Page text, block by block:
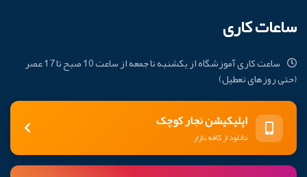
ساعات کاری
ساعت کاری آموزشگاه از یکشنبه تا جمعه از ساعت 10 صبح تا 17 عصر
(حتی روزهای تعطیل)
اپلیکیشن نجار کوچک
دانلود از کافه بازار